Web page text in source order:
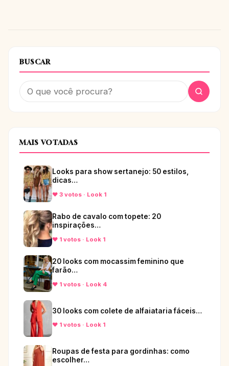
BUSCAR
MAIS VOTADAS
Looks para show sertanejo: 50 estilos,
dicas…
♥ 3 votos · Look 1
Rabo de cavalo com topete: 20
inspirações…
♥ 1 votos · Look 1
20 looks com mocassim feminino que
farão…
♥ 1 votos · Look 4
30 looks com colete de alfaiataria fáceis…
♥ 1 votos · Look 1
Roupas de festa para gordinhas: como
escolher…